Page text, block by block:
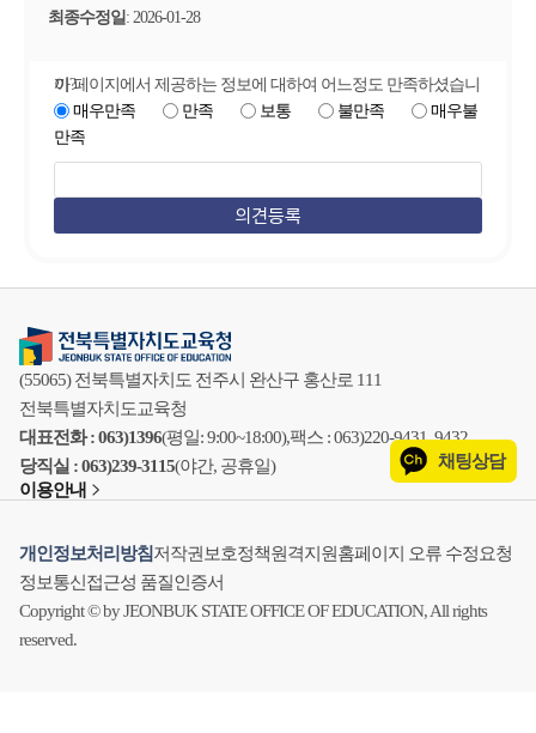
최종수정일: 2026-01-28
이 페이지에서 제공하는 정보에 대하여 어느정도 만족하셨습니까?
매우만족
만족 보통 불만족
매우불
만족
(55065) 전북특별자치도 전주시 완산구 홍산로 111
전북특별자치도교육청
대표전화 : 063)1396(평일: 9:00~18:00),팩스 : 063)220-9431, 9432
당직실 : 063)239-3115(야간, 공휴일)
이용안내
채팅상담
개인정보처리방침저작권보호정책원격지원홈페이지 오류 수정요청
정보통신접근성 품질인증서
Copyright © by JEONBUK STATE OFFICE OF EDUCATION, All rights
reserved.